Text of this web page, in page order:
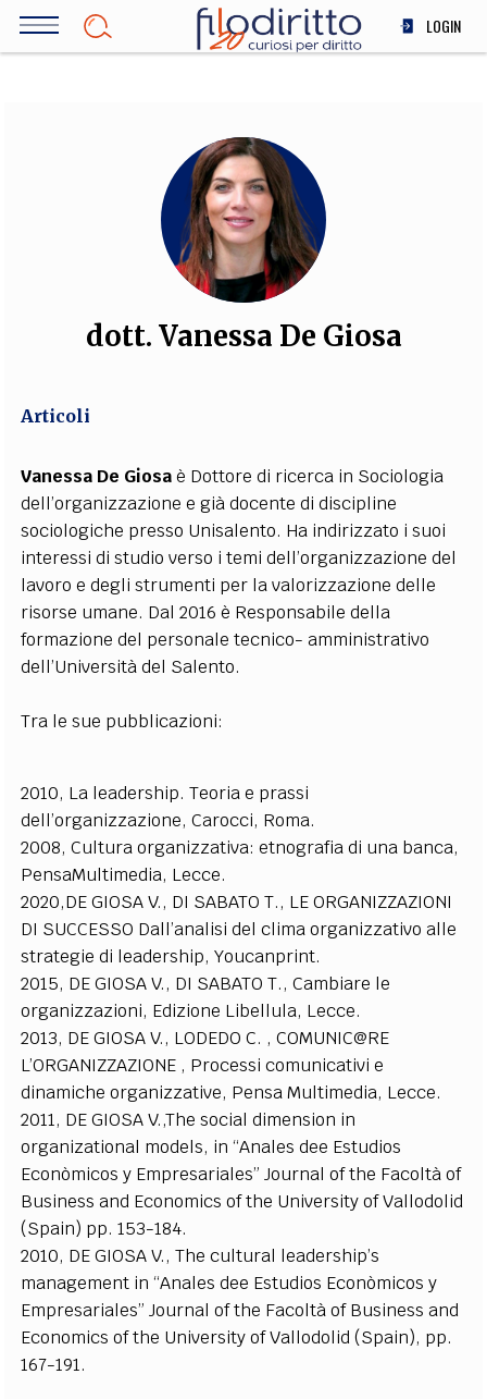
Salta
LOGIN
SOCIETÀ
MEDICINA
SCIENZA
STORIA E FILOSOFIA
INNOVAZIONE
ALTRO
FILODIRITTO
EXTRA
CODICI RUBRICHE LIBRI PROCEEDINGS PUBBLICITÀ CONTATTI
SOCIAL MEDIA
dott. Vanessa De Giosa
Articoli
Vanessa De Giosaè Dottore di ricerca in Sociologia
dell’organizzazione e già docente di discipline
sociologiche presso Unisalento. Ha indirizzato i suoi
interessi di studio verso i temi dell’organizzazione del
lavoro e degli strumenti per la valorizzazione delle
risorse umane. Dal 2016 è Responsabile della
formazione del personale tecnico- amministrativo
dell’Università del Salento.
Tra le sue pubblicazioni:
2010, La leadership. Teoria e prassi
dell’organizzazione, Carocci, Roma.
2008, Cultura organizzativa: etnografia di una banca,
PensaMultimedia, Lecce.
2020,DE GIOSA V., DI SABATO T., LE ORGANIZZAZIONI
DI SUCCESSO Dall’analisi del clima organizzativo alle
strategie di leadership, Youcanprint.
2015, DE GIOSA V., DI SABATO T., Cambiare le
organizzazioni, Edizione Libellula, Lecce.
2013, DE GIOSA V., LODEDO C. , COMUNIC@RE
L’ORGANIZZAZIONE , Processi comunicativi e
dinamiche organizzative, Pensa Multimedia, Lecce.
2011, DE GIOSA V.,The social dimension in
organizational models, in “Anales dee Estudios
Econòmicos y Empresariales” Journal of the Facoltà of
Business and Economics of the University of Vallodolid
(Spain) pp. 153-184.
2010, DE GIOSA V., The cultural leadership’s
management in “Anales dee Estudios Econòmicos y
Empresariales” Journal of the Facoltà of Business and
Economics of the University of Vallodolid (Spain), pp.
167-191.